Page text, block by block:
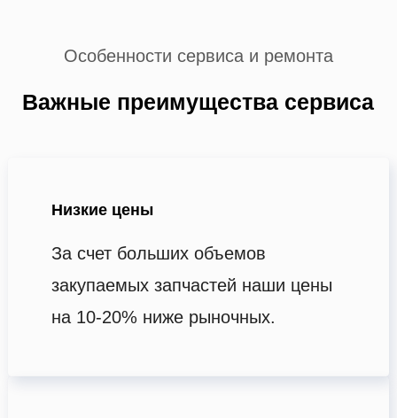
Особенности сервиса и ремонта
Важные преимущества сервиса
Низкие цены
За счет больших объемов
закупаемых запчастей наши цены
на 10-20% ниже рыночных.